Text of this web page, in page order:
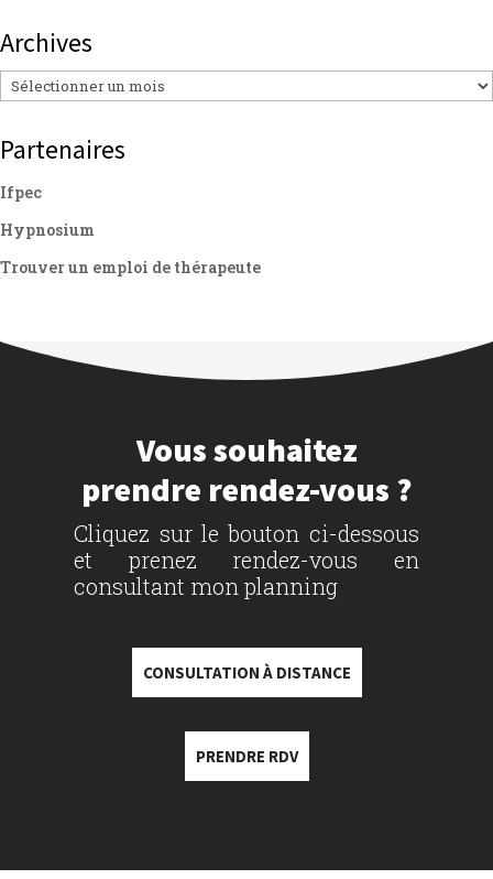
Archives
Archives
Partenaires
Ifpec
Hypnosium
Trouver un emploi de thérapeute
Vous souhaitez
prendre rendez-vous ?
Cliquez sur le bouton ci-dessous
et prenez rendez-vous en
consultant mon planning
CONSULTATION À DISTANCE
PRENDRE RDV